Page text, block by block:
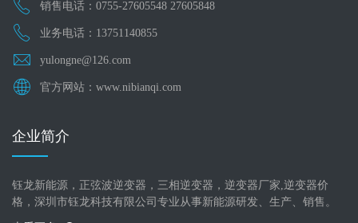
销售电话：0755-27605548 27605848
业务电话：13751140855
yulongne@126.com
官方网站：www.nibianqi.com
企业简介
钰龙新能源，正弦波逆变器，三相逆变器，逆变器厂家,逆变器价
格，深圳市钰龙科技有限公司专业从事新能源研发、生产、销售。